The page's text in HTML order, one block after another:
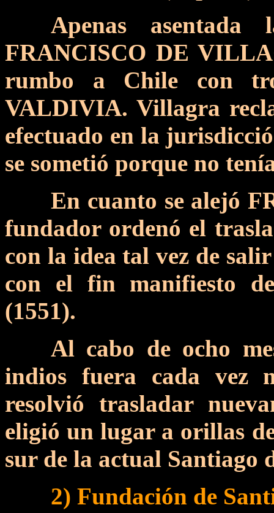
Apenas
FRANCISCO DE
rumbo a Chile con
VALDIVIA. Villagra
efectuado en la
se sometió porque no
En cuanto se alejó
fundador ordenó el
con la idea tal vez de
con el fin manifiesto
(1551).
Al cabo de ocho
indios fuera cada vez
resolvió trasladar
eligió un lugar a orillas
sur de la actual Santiago
2) Fundación de